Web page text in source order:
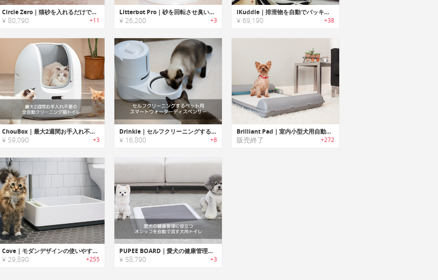
Circle Zero｜猫砂を入れるだけでOKの全自動クリーニング猫トイレ「サークルゼロ」
¥ 80,790 +11
Litterbot Pro｜砂を回転させ臭いを抑える猫用セルフクリーニングトイレ「リターボットプロ」
¥ 26,200 +3
iKuddle｜排泄物を自動でパッキングする全自動猫用トイレ「アイカドル」
¥ 69,190 +38
ChouBox｜最大2週間お手入れ不要の全自動クリーニング猫トイレ「シューボックス」
¥ 59,090 +3
Drinkie｜セルフクリーニングするペット用スマートウォーターディスペンサー「ドリンキー」
¥ 16,800 +8
Brilliant Pad｜室内小型犬用自動クリーニング機能搭載トイレ「ブリリアントパッド」
販売終了 +272
Cove｜モダンデザインの使いやすい猫トイレ「コーブ」
¥ 29,890 +255
PUPEE BOARD｜愛犬の健康管理に役立つオシッコを自動で流す犬用トイレ「パピーボード」
¥ 58,790 +3